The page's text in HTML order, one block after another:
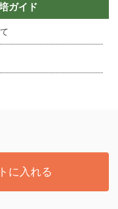
ガイド
に入れる